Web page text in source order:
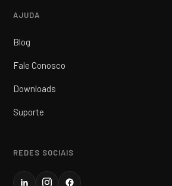
AJUDA
Blog
Fale Conosco
Downloads
Suporte
REDES SOCIAIS